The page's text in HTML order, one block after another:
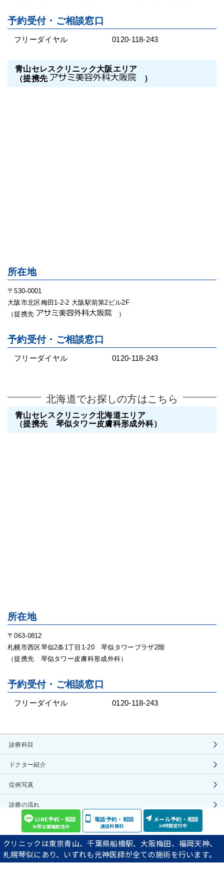
予約受付・ご相談窓口
フリーダイヤル 0120-118-243
青山セレスクリニック大阪エリア
（提携先
）
所在地
〒530-0001
大阪市北区梅田1-2-2 大阪駅前第2ビル2F
（提携先
）
予約受付・ご相談窓口
フリーダイヤル 0120-118-243
北海道でお探しの方はこちら
青山セレスクリニック北海道エリア
（提携先 琴似タワー皮膚科形成外科）
所在地
〒063-0812
札幌市西区琴似2条1丁目1-20 琴似タワープラザ2階
（提携先 琴似タワー皮膚科形成外科）
予約受付・ご相談窓口
フリーダイヤル 0120-118-243
診療科目
ドクター紹介
症例写真
診療の流れ
施術費用
院長ブログ
LINE予約・相談
お得な情報配信中
電話予約・相談
通話料無料
メール予約・相談
24時間受付中
クリニックは東京青山、千葉県船橋駅、大阪梅田、福岡天神、
札幌琴似にあり、いずれも元神医師が全ての施術を行います。